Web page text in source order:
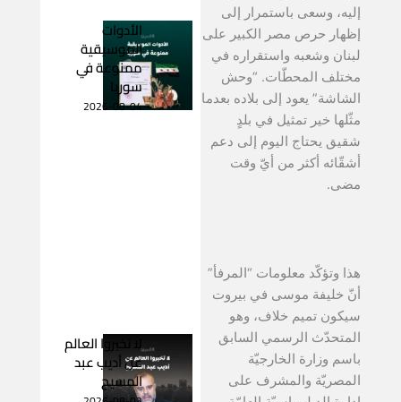
إليه، وسعى باستمرار إلى
إظهار حرص مصر الكبير على
لبنان وشعبه واستقراره في
مختلف المحطّات. “وحش
الشاشة” يعود إلى بلاده بعدما
مثّلها خير تمثيل في بلدٍ
شقيق يحتاج اليوم إلى دعم
أشقّائه أكثر من أيّ وقت
مضى.
هذا وتؤكّد معلومات “المرفأ”
أنّ خليفة موسى في بيروت
سيكون تميم خلاف، وهو
المتحدّث الرسمي السابق
باسم وزارة الخارجيّة
المصريّة والمشرف على
الأدوات
الموسيقية
ممنوعة في
سوريا
2026-08-04
لا تخبروا العالم
عن أديب عبد
المسيح